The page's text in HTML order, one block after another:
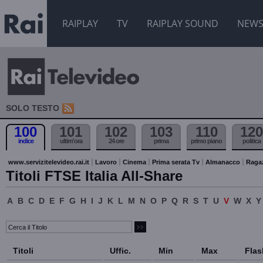
RAIPLAY TV RAIPLAY SOUND NEWS
SOLO TESTO
100
indice
101
ultim'ora
102
24 ore
103
prima
110
primo piano
120
politica
www.servizitelevideo.rai.it Lavoro Cinema Prima serata Tv Almanacco
Titoli FTSE Italia All-Share
A B C D E F G H I J K L M N O P Q R S T U V W X Y
Titoli Uffic. Min Max